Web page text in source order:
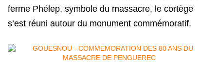
ferme Phélep, symbole du massacre, le cortège
s’est réuni autour du monument commémoratif.